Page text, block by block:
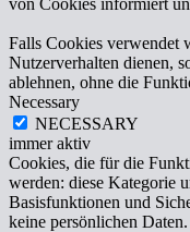
Falls Cookies verwendet
Nutzerverhalten dienen,
ablehnen, ohne die
Necessary
NECESSARY
immer aktiv
Cookies, die für die
werden: diese Kategorie
Basisfunktionen und
keine persönlichen Daten.